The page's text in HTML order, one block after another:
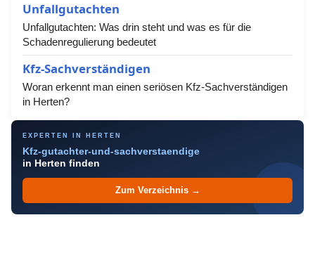
Unfallgutachten
Unfallgutachten: Was drin steht und was es für die
Schadenregulierung bedeutet
Kfz-Sachverständigen
Woran erkennt man einen seriösen Kfz-Sachverständigen
in Herten?
EXPERTEN IN HERTEN
Kfz-gutachter-und-sachverstaendige
in Herten finden
Zum Verzeichnis →